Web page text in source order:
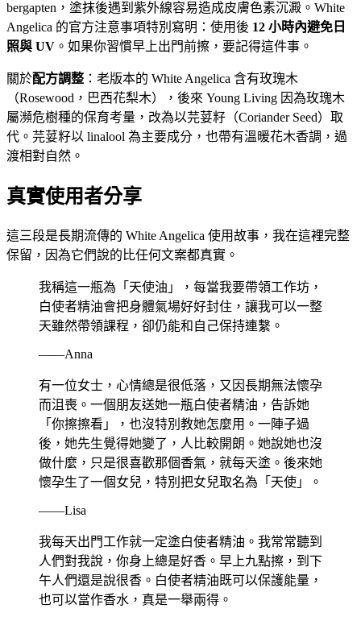
bergapten，塗抹後遇到紫外線容易造成皮膚色素沉澱。White
Angelica 的官方注意事項特別寫明：使用後 12 小時內避免日
照與 UV 。如果你習慣早上出門前擦，要記得這件事。
關於配方調整 ：老版本的 White Angelica 含有玫瑰木
（Rosewood，巴西花梨木），後來 Young Living 因為玫瑰木
屬瀕危樹種的保育考量，改為以芫荽籽（Coriander Seed）取
代。芫荽籽以 linalool 為主要成分，也帶有溫暖花木香調，過
渡相對自然。
真實使用者分享
這三段是長期流傳的 White Angelica 使用故事，我在這裡完整
保留，因為它們說的比任何文案都真實。
我稱這一瓶為「天使油」，每當我要帶領工作坊，
白使者精油會把身體氣場好好封住，讓我可以一整
天雖然帶領課程，卻仍能和自己保持連繫。
——Anna
有一位女士，心情總是很低落，又因長期無法懷孕
而沮喪。一個朋友送她一瓶白使者精油，告訴她
「你擦擦看」，也沒特別教她怎麼用。一陣子過
後，她先生覺得她變了，人比較開朗。她說她也沒
做什麼，只是很喜歡那個香氣，就每天塗。後來她
懷孕生了一個女兒，特別把女兒取名為「天使」。
——Lisa
我每天出門工作就一定塗白使者精油。我常常聽到
人們對我說，你身上總是好香。早上九點擦，到下
午人們還是說很香。白使者精油既可以保護能量，
也可以當作香水，真是一舉兩得。